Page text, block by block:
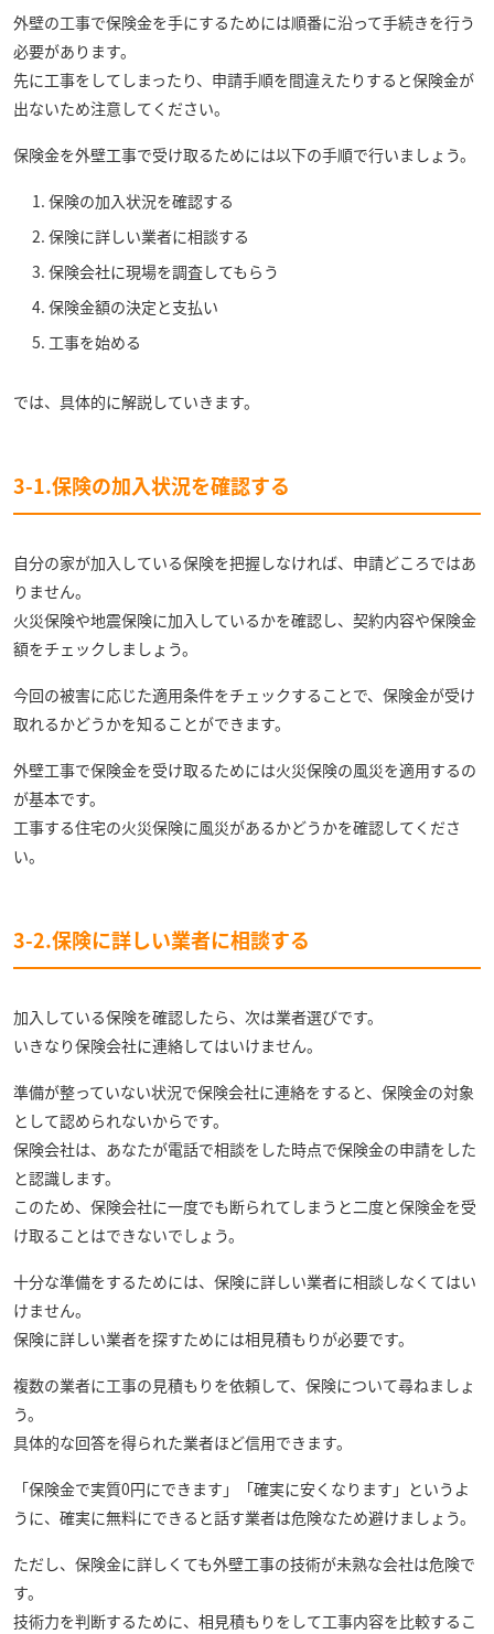
外壁の工事で保険金を手にするためには順番に沿って手続きを行う
必要があります。
先に工事をしてしまったり、申請手順を間違えたりすると保険金が
出ないため注意してください。
保険金を外壁工事で受け取るためには以下の手順で行いましょう。
保険の加入状況を確認する
保険に詳しい業者に相談する
保険会社に現場を調査してもらう
保険金額の決定と支払い
工事を始める
では、具体的に解説していきます。
3-1.保険の加入状況を確認する
自分の家が加入している保険を把握しなければ、申請どころではあ
りません。
火災保険や地震保険に加入しているかを確認し、契約内容や保険金
額をチェックしましょう。
今回の被害に応じた適用条件をチェックすることで、保険金が受け
取れるかどうかを知ることができます。
外壁工事で保険金を受け取るためには火災保険の風災を適用するの
が基本です。
工事する住宅の火災保険に風災があるかどうかを確認してくださ
い。
3-2.保険に詳しい業者に相談する
加入している保険を確認したら、次は業者選びです。
いきなり保険会社に連絡してはいけません。
準備が整っていない状況で保険会社に連絡をすると、保険金の対象
として認められないからです。
保険会社は、あなたが電話で相談をした時点で保険金の申請をした
と認識します。
このため、保険会社に一度でも断られてしまうと二度と保険金を受
け取ることはできないでしょう。
十分な準備をするためには、保険に詳しい業者に相談しなくてはい
けません。
保険に詳しい業者を探すためには相見積もりが必要です。
複数の業者に工事の見積もりを依頼して、保険について尋ねましょ
う。
具体的な回答を得られた業者ほど信用できます。
「保険金で実質0円にできます」「確実に安くなります」というよ
うに、確実に無料にできると話す業者は危険なため避けましょう。
ただし、保険金に詳しくても外壁工事の技術が未熟な会社は危険で
す。
技術力を判断するために、相見積もりをして工事内容を比較するこ